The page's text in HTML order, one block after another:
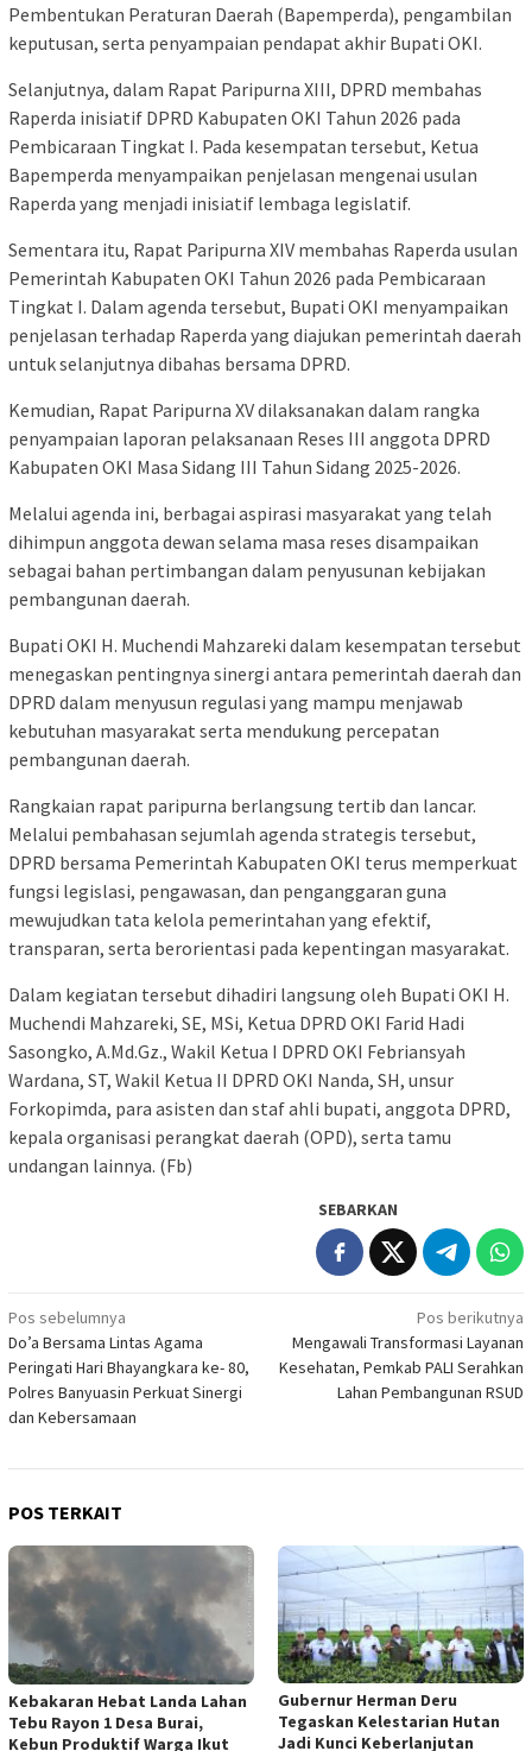
Pembentukan Peraturan Daerah (Bapemperda), pengambilan
keputusan, serta penyampaian pendapat akhir Bupati OKI.
Selanjutnya, dalam Rapat Paripurna XIII, DPRD membahas
Raperda inisiatif DPRD Kabupaten OKI Tahun 2026 pada
Pembicaraan Tingkat I. Pada kesempatan tersebut, Ketua
Bapemperda menyampaikan penjelasan mengenai usulan
Raperda yang menjadi inisiatif lembaga legislatif.
Sementara itu, Rapat Paripurna XIV membahas Raperda usulan
Pemerintah Kabupaten OKI Tahun 2026 pada Pembicaraan
Tingkat I. Dalam agenda tersebut, Bupati OKI menyampaikan
penjelasan terhadap Raperda yang diajukan pemerintah daerah
untuk selanjutnya dibahas bersama DPRD.
Kemudian, Rapat Paripurna XV dilaksanakan dalam rangka
penyampaian laporan pelaksanaan Reses III anggota DPRD
Kabupaten OKI Masa Sidang III Tahun Sidang 2025-2026.
Melalui agenda ini, berbagai aspirasi masyarakat yang telah
dihimpun anggota dewan selama masa reses disampaikan
sebagai bahan pertimbangan dalam penyusunan kebijakan
pembangunan daerah.
Bupati OKI H. Muchendi Mahzareki dalam kesempatan tersebut
menegaskan pentingnya sinergi antara pemerintah daerah dan
DPRD dalam menyusun regulasi yang mampu menjawab
kebutuhan masyarakat serta mendukung percepatan
pembangunan daerah.
Rangkaian rapat paripurna berlangsung tertib dan lancar.
Melalui pembahasan sejumlah agenda strategis tersebut,
DPRD bersama Pemerintah Kabupaten OKI terus memperkuat
fungsi legislasi, pengawasan, dan penganggaran guna
mewujudkan tata kelola pemerintahan yang efektif,
transparan, serta berorientasi pada kepentingan masyarakat.
Dalam kegiatan tersebut dihadiri langsung oleh Bupati OKI H.
Muchendi Mahzareki, SE, MSi, Ketua DPRD OKI Farid Hadi
Sasongko, A.Md.Gz., Wakil Ketua I DPRD OKI Febriansyah
Wardana, ST, Wakil Ketua II DPRD OKI Nanda, SH, unsur
Forkopimda, para asisten dan staf ahli bupati, anggota DPRD,
kepala organisasi perangkat daerah (OPD), serta tamu
undangan lainnya. (Fb)
SEBARKAN
Navigasi
pos
Pos sebelumnya
Do’a Bersama Lintas Agama
Peringati Hari Bhayangkara ke- 80,
Polres Banyuasin Perkuat Sinergi
dan Kebersamaan
Pos berikutnya
Mengawali Transformasi Layanan
Kesehatan, Pemkab PALI Serahkan
Lahan Pembangunan RSUD
POS TERKAIT
‎Kebakaran Hebat Landa Lahan
Tebu Rayon 1 Desa Burai,
Kebun Produktif Warga Ikut
Gubernur Herman Deru
Tegaskan Kelestarian Hutan
Jadi Kunci Keberlanjutan